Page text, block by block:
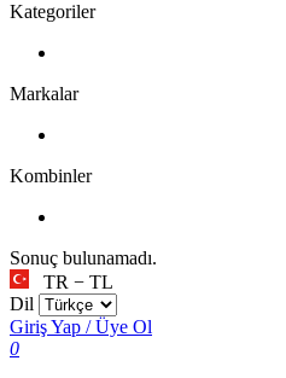
Kategoriler
Markalar
Kombinler
Sonuç bulunamadı.
TR − TL
Dil
Giriş Yap / Üye Ol
0